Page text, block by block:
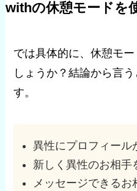
withの休憩モードを
では具体的に、休憩モ
しょうか？結論から言
す。
異性にプロフィール
新しく異性のお相手
メッセージできるお